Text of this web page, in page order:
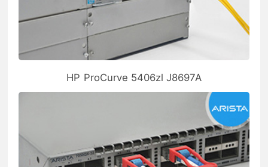
HP ProCurve 5406zl J8697A